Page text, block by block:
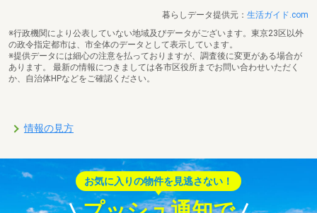
暮らしデータ提供元： 生活ガイド.com
※行政機関により公表していない地域及びデータがございます。東京23区以外
の政令指定都市は、市全体のデータとして表示しています。
※提供データには細心の注意を払っておりますが、調査後に変更がある場合が
あります。 最新の情報につきましては各市区役所までお問い合わせいただく
か、自治体HPなどをご確認ください。
情報の見方
お気に入りの物件を見逃さない！